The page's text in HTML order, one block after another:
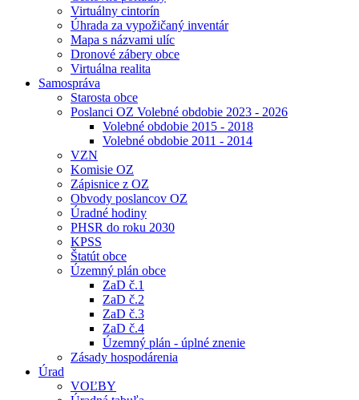
Virtuálny cintorín
Úhrada za vypožičaný inventár
Mapa s názvami ulíc
Dronové zábery obce
Virtuálna realita
Samospráva
Starosta obce
Poslanci OZ Volebné obdobie 2023 - 2026
Volebné obdobie 2015 - 2018
Volebné obdobie 2011 - 2014
VZN
Komisie OZ
Zápisnice z OZ
Obvody poslancov OZ
Úradné hodiny
PHSR do roku 2030
KPSS
Štatút obce
Územný plán obce
ZaD č.1
ZaD č.2
ZaD č.3
ZaD č.4
Územný plán - úplné znenie
Zásady hospodárenia
Úrad
VOĽBY